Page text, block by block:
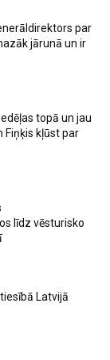
par
jārunā un ir
topā un jau
Fiņķis kļūst par
līdz vēsturisko
Latvijā